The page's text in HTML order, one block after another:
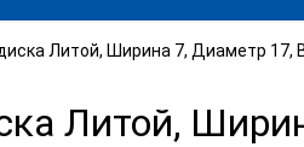
Литой, Ширина 7, Диаметр 17,
Литой,